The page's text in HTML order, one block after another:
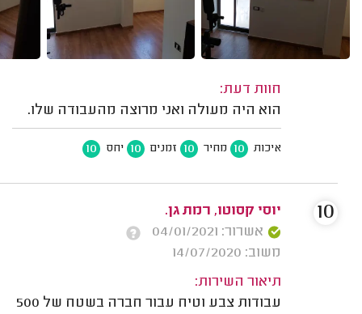
חוות דעת:
הוא היה מעולה ואני מרוצה מהעבודה שלו.
איכות 10 מחיר 10 זמנים 10 יחס 10
יוסי קסוטו, רמת גן.
אשרור: 04/01/2021
משוב: 14/07/2020
תיאור השירות:
עבודות צבע וטיח עבור חברה בשטח של 500
10